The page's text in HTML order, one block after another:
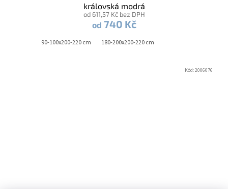
královská modrá
od 611,57 Kč bez DPH
od 740 Kč
90-100x200-220 cm 180-200x200-220 cm
Kód:2006076